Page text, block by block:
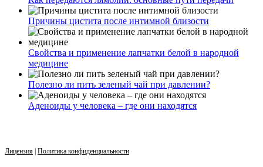
Причины цистита после интимной близости
Свойства и применение лапчатки белой в народной
медицине
Полезно ли пить зеленый чай при давлении?
Аденоиды у человека – где они находятся
Лицензия Политика конфиденциальности